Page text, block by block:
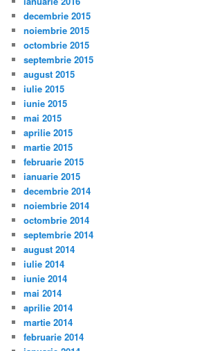
decembrie 2015
noiembrie 2015
octombrie 2015
septembrie 2015
august 2015
iulie 2015
iunie 2015
mai 2015
aprilie 2015
martie 2015
februarie 2015
ianuarie 2015
decembrie 2014
noiembrie 2014
octombrie 2014
septembrie 2014
august 2014
iulie 2014
iunie 2014
mai 2014
aprilie 2014
martie 2014
februarie 2014